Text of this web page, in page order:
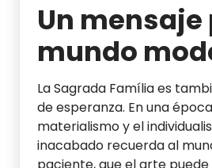
Un mensaje
mundo
La Sagrada Família es
de esperanza. En una
materialismo y el
inacabado recuerda al